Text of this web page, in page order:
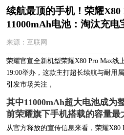
续航最顶的手机！荣耀
11000mAh电池：淘汰充电
来源：互联网
荣耀官宣全新机型荣耀X80 Pro Max线
19:00举办，这款主打超长续航与耐用
引发市场关注，
其中11000mAh超大电池成为
前荣耀旗下手机搭载的容量最
从官方释放的宣传信息来看，荣耀X80